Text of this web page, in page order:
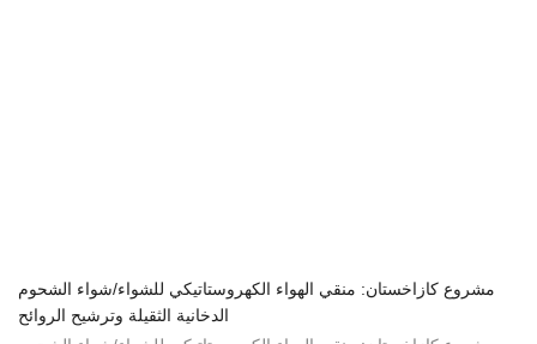
مشروع كازاخستان: منقي الهواء الكهروستاتيكي للشواء/شواء الشحوم
الدخانية الثقيلة وترشيح الروائح